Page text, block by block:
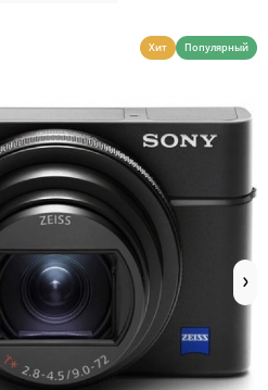
Хит Популярный